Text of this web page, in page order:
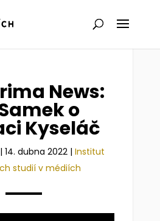
News:
o
Kyseláč
14. dubna 2022| Institut
studií v médiích